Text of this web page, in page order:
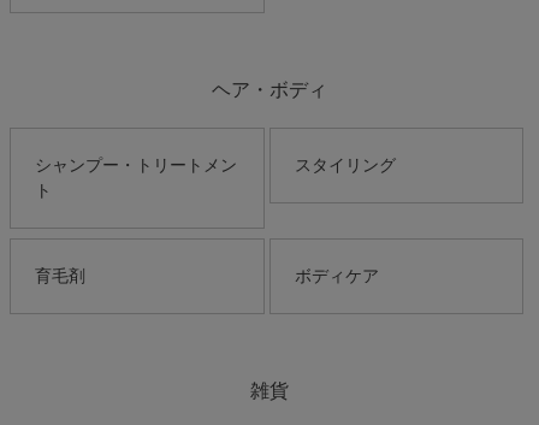
ヘア・ボディ
シャンプー・トリートメン
ト
スタイリング
育毛剤 ボディケア
雑貨